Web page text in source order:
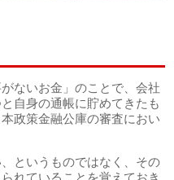
ないお金」のことで、会社
自身の通帳に貯めてきたも
政策金融公庫の審査におい
というものではなく、その